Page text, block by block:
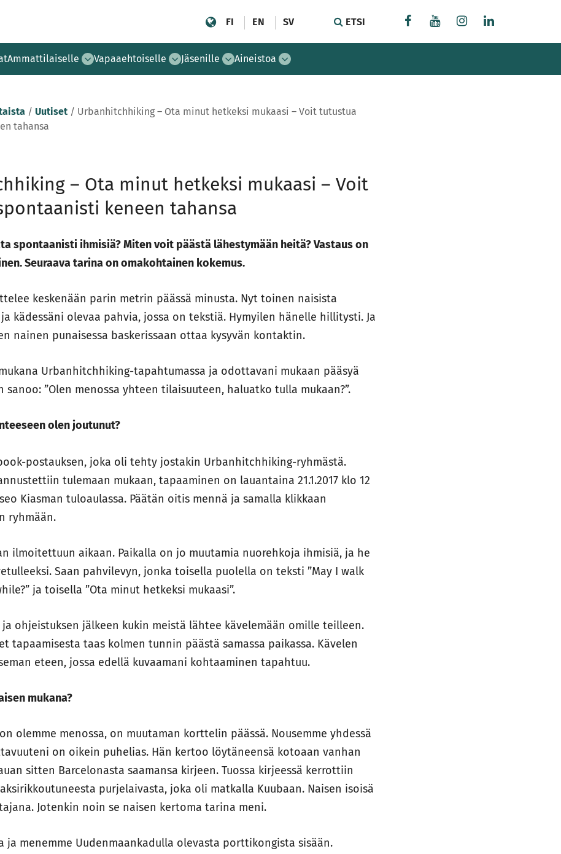
FI EN SV ETSI
Ammattilaiselle Vapaaehtoiselle Jäsenille Aineistoa
/Uutiset / Urbanhitchhiking – Ota minut hetkeksi mukaasi – Voit tutustua
tahansa
– Ota minut hetkeksi mukaasi – Voit
keneen tahansa
spontaanisti ihmisiä? Miten voit päästä lähestymään heitä? Vastaus on
Seuraava tarina on omakohtainen kokemus.
keskenään parin metrin päässä minusta. Nyt toinen naisista
kädessäni olevaa pahvia, jossa on tekstiä. Hymyilen hänelle hillitysti. Ja
nainen punaisessa baskerissaan ottaa kysyvän kontaktin.
Urbanhitchhiking-tapahtumassa ja odottavani mukaan pääsyä
sanoo: ”Olen menossa yhteen tilaisuuteen, haluatko tulla mukaan?”.
olen joutunut?
postauksen, joka oli tehty jostakin Urbanhitchhiking-ryhmästä.
tulemaan mukaan, tapaaminen on lauantaina 21.1.2017 klo 12
Kiasman tuloaulassa. Päätän oitis mennä ja samalla klikkaan
ryhmään.
ilmoitettuun aikaan. Paikalla on jo muutamia nuorehkoja ihmisiä, ja he
Saan pahvilevyn, jonka toisella puolella on teksti ”May I walk
ja toisella ”Ota minut hetkeksi mukaasi”.
ohjeistuksen jälkeen kukin meistä lähtee kävelemään omille teilleen.
tapaamisesta taas kolmen tunnin päästä samassa paikassa. Kävelen
eteen, jossa edellä kuvaamani kohtaaminen tapahtuu.
mukana?
olemme menossa, on muutaman korttelin päässä. Nousemme yhdessä
on oikein puhelias. Hän kertoo löytäneensä kotoaan vanhan
sitten Barcelonasta saamansa kirjeen. Tuossa kirjeessä kerrottiin
purjelaivasta, joka oli matkalla Kuubaan. Naisen isoisä
Jotenkin noin se naisen kertoma tarina meni.
ja menemme Uudenmaankadulla olevasta porttikongista sisään.